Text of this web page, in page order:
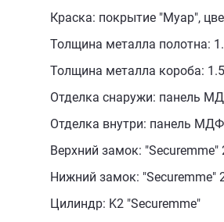
Краска: покрытие "Муар",
Толщина металла полотна:
Толщина металла короба:
Отделка снаружи: панель
Отделка внутри: панель
Верхний замок:
Нижний замок: "Securemme"
Цилиндр: K2 "Securemme"